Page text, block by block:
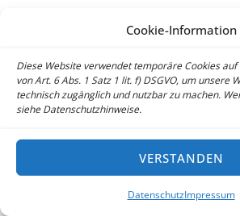
Cookie-Information
Diese Website verwendet temporäre Cookies
von Art. 6 Abs. 1 Satz 1 lit. f) DSGVO, um unsere
technisch zugänglich und nutzbar zu machen.
siehe Datenschutzhinweise.
VERSTANDEN
DatenschutzImpressum